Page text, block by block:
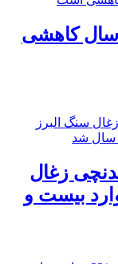
سال کاهشی
۲۰ معدنچی زغال
بیست و